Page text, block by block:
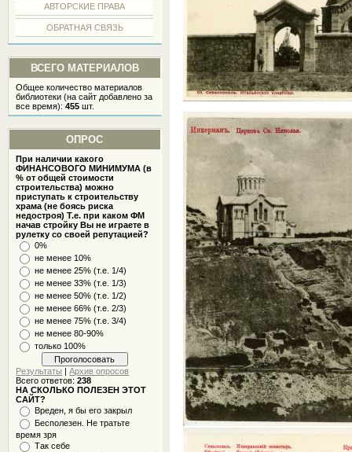
АВТОРСКИЕ ПРАВА
ОБРАТНАЯ СВЯЗЬ
ВСЕГО МАТЕРИАЛОВ
Общее количество материалов
библиотеки (на сайт добавлено за
все время):455 шт.
ОПРОС
При наличии какого
ФИНАНСОВОГО МИНИМУМА (в
% от общей стоимости
строительства) можно
приступать к строительству
храма (не боясь риска
недостроя) Т.е. при каком ФМ
начав стройку Вы не играете в
рулетку со своей репутацией?
0%
не менее 10%
не менее 25% (т.е. 1/4)
не менее 33% (т.е. 1/3)
не менее 50% (т.е. 1/2)
не менее 66% (т.е. 2/3)
не менее 75% (т.е. 3/4)
не менее 80-90%
только 100%
Результаты |Архив опросов
Всего ответов:238
НА СКОЛЬКО ПОЛЕЗЕН ЭТОТ
САЙТ?
Вреден, я бы его закрыл
Бесполезен. Не тратьте
время зря
Так себе